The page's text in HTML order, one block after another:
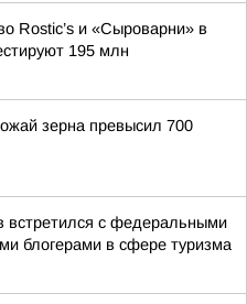
Rostic’s и «Сыроварни» в
195 млн
зерна превысил 700
встретился с федеральными
блогерами в сфере туризма